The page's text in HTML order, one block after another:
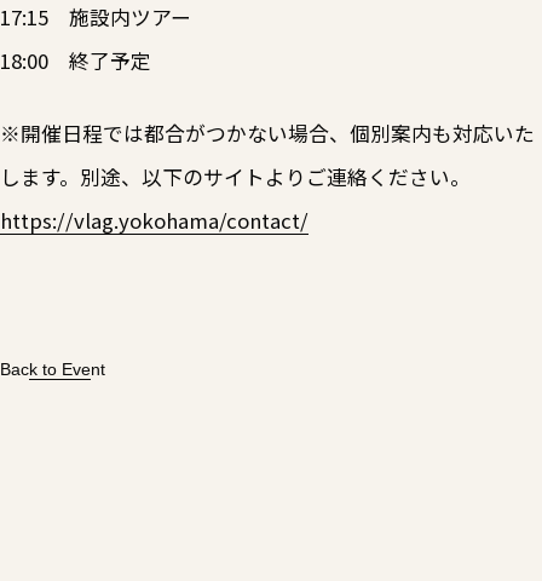
17:15 施設内ツアー
18:00 終了予定
※開催日程では都合がつかない場合、個別案内も対応いた
します。別途、以下のサイトよりご連絡ください。
https://vlag.yokohama/contact/
Back to Event